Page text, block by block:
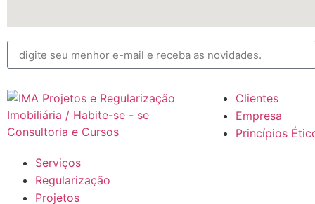
Serviços
Regularização
Projetos
Clientes
Empresa
Princípios